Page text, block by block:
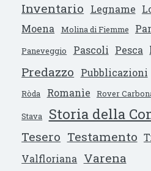
Inventario
Legname
Moena Molina di Fiemme
Paneveggio Pascoli Pesca
Predazzo
Pubblicazioni
Ròda Romanìe Rover
Stava Storia della
Tesero Testamento
Valfloriana
Varena